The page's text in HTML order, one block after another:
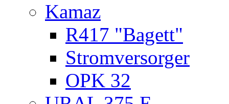
Kamaz
R417 "Bagett"
Stromversorger
OPK 32